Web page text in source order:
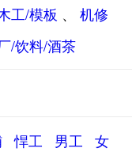
工/模板 、 机修
/饮料/酒茶
悍工 男工
女